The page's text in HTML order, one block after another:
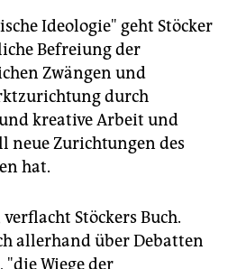
Ideologie" geht Stöcker
Befreiung der
Zwängen und
durch
kreative Arbeit und
neue Zurichtungen des
hat.
Stöckers Buch.
allerhand über Debatten
, "die Wiege der